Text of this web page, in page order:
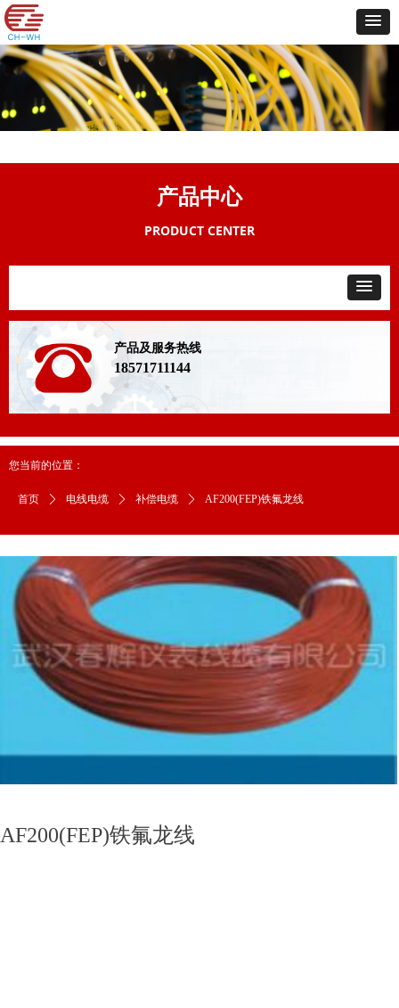
产品中心
PRODUCT CENTER
产品及服务热线
18571711144
您当前的位置：
首页 ꄲ 电线电缆 ꄲ 补偿电缆 ꄲ AF200(FEP)铁氟龙线
AF200(FEP)铁氟龙线